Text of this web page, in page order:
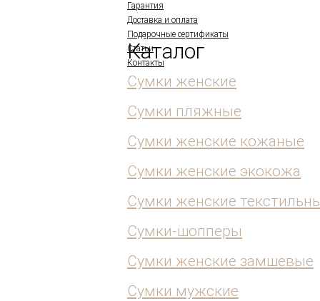
Гарантия
Доставка и оплата
Подарочные сертификаты
Статьи
Контакты
Каталог
Сумки женские
Сумки пляжные
Сумки женские кожаные
Сумки женские экокожа
Сумки женские
Сумки-шопперы
Сумки женские замшевые
Сумки мужские